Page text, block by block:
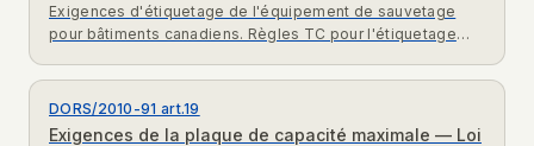
Exigences d'étiquetage de l'équipement de sauvetage
pour bâtiments canadiens. Règles TC pour l'étiquetage
DORS/2010-91 art.19
Exigences de la plaque de capacité maximale — Loi